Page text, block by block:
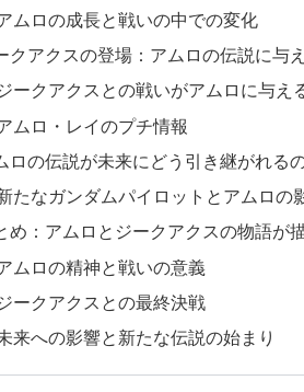
ムロの成長と戦いの中での変化
クアクスの登場：アムロの伝説に与
ークアクスとの戦いがアムロに与え
ムロ・レイのプチ情報
ロの伝説が未来にどう引き継がれる
たなガンダムパイロットとアムロの
め：アムロとジークアクスの物語が
ムロの精神と戦いの意義
ークアクスとの最終決戦
来への影響と新たな伝説の始まり